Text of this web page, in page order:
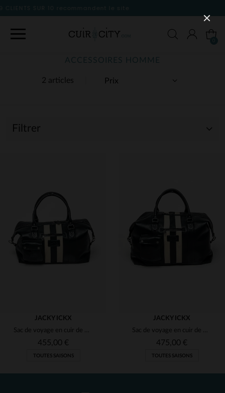
2 articles
ACCESSOIRES HOMME
Filtrer
JACKY ICKX
Sac de voyage en cuir de mouton 48H bleu marine Jacky Ickx
455,00 €
TOUTES SAISONS
JACKY ICKX
Sac de voyage en cuir de mouton 72H bleu marine Jacky Ickx
475,00 €
TOUTES SAISONS